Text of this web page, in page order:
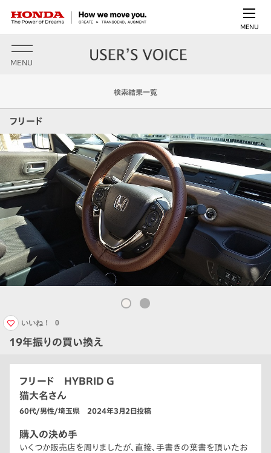
MENU
MENU
検索結果一覧
フリード
19年振りの買い換え
いいね！ 0
フリード HYBRID G
猫大名さん
60代/男性/埼玉県 2024年3月2日投稿
購入の決め手
いくつか販売店を周りましたが、直接、手書きの葉書を頂いたお